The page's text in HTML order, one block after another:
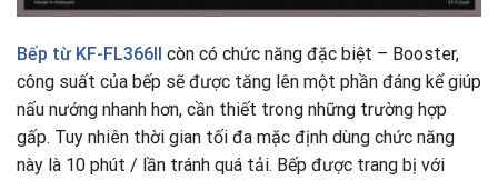
Bếp từ KF-FL366II còn có chức năng đặc biệt – Booster,
công suất của bếp sẽ được tăng lên một phần đáng kể giúp
nấu nướng nhanh hơn, cần thiết trong những trường hợp
gấp. Tuy nhiên thời gian tối đa mặc định dùng chức năng
này là 10 phút / lần tránh quá tải. Bếp được trang bị với